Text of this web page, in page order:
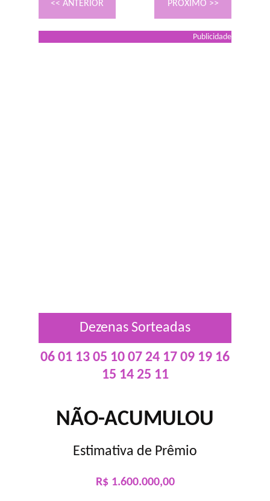
<< ANTERIOR PRÓXIMO >>
Publicidade
Dezenas Sorteadas
06 01 13 05 10 07 24 17 09 19 16
15 14 25 11
NÃO-ACUMULOU
Estimativa de Prêmio
R$ 1.600.000,00